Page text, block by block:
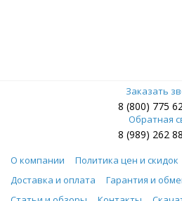
Заказать
8 (800) 775
Обратная
8 (989) 262
О компании Политика цен и скидок
Доставка и оплата
Гарантия и